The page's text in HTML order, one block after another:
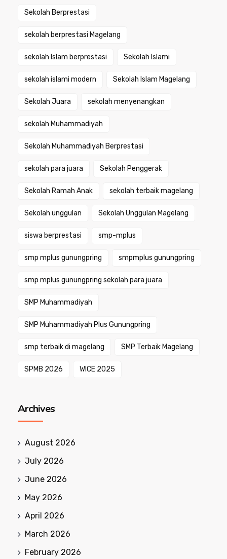
Sekolah Berprestasi
sekolah berprestasi Magelang
sekolah Islam berprestasi Sekolah Islami
sekolah islami modern Sekolah Islam Magelang
Sekolah Juara sekolah menyenangkan
sekolah Muhammadiyah
Sekolah Muhammadiyah Berprestasi
sekolah para juara Sekolah Penggerak
Sekolah Ramah Anak sekolah terbaik magelang
Sekolah unggulan Sekolah Unggulan Magelang
siswa berprestasi smp-mplus
smp mplus gunungpring smpmplus gunungpring
smp mplus gunungpring sekolah para juara
SMP Muhammadiyah
SMP Muhammadiyah Plus Gunungpring
smp terbaik di magelang SMP Terbaik Magelang
SPMB 2026 WICE 2025
Archives
August 2026
July 2026
June 2026
May 2026
April 2026
March 2026
February 2026